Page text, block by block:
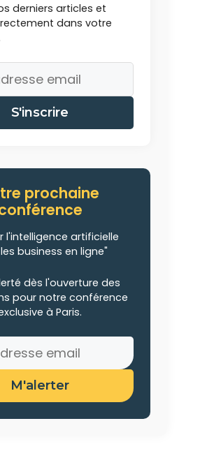
derniers articles et
dans votre
S'inscrire
prochaine
l'intelligence artificielle
business en ligne"
dès l'ouverture des
pour notre conférence
à Paris.
M'alerter